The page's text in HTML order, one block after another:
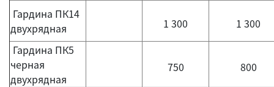
Гардина ПК14
двухрядная
1 300
1 300
Гардина ПК5
черная
двухрядная
750 800